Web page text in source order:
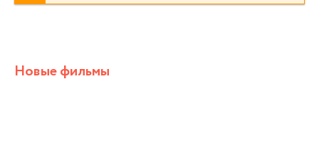
Новые фильмы